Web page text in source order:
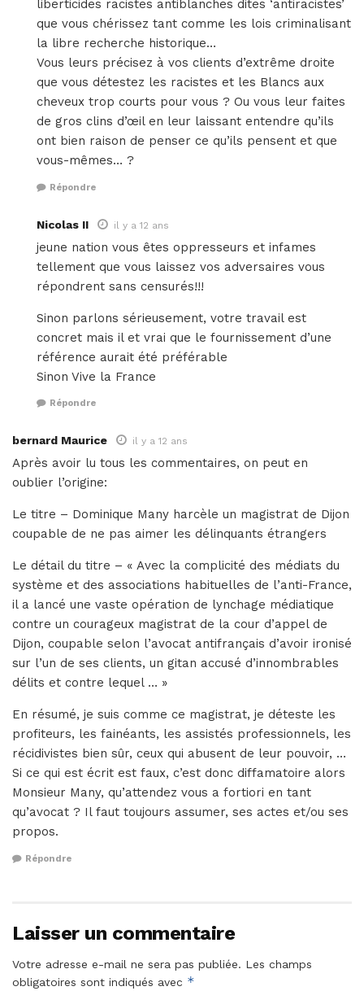
liberticides racistes antiblanches dites ‘antiracistes’
que vous chérissez tant comme les lois criminalisant
la libre recherche historique…
Vous leurs précisez à vos clients d’extrême droite
que vous détestez les racistes et les Blancs aux
cheveux trop courts pour vous ? Ou vous leur faites
de gros clins d’œil en leur laissant entendre qu’ils
ont bien raison de penser ce qu’ils pensent et que
vous-mêmes… ?
Répondre
Nicolas II il y a 12 ans
jeune nation vous êtes oppresseurs et infames
tellement que vous laissez vos adversaires vous
répondrent sans censurés!!!
Sinon parlons sérieusement, votre travail est
concret mais il et vrai que le fournissement d’une
référence aurait été préférable
Sinon Vive la France
Répondre
bernard Maurice il y a 12 ans
Après avoir lu tous les commentaires, on peut en
oublier l’origine:
Le titre – Dominique Many harcèle un magistrat de Dijon
coupable de ne pas aimer les délinquants étrangers
Le détail du titre – « Avec la complicité des médiats du
système et des associations habituelles de l’anti-France,
il a lancé une vaste opération de lynchage médiatique
contre un courageux magistrat de la cour d’appel de
Dijon, coupable selon l’avocat antifrançais d’avoir ironisé
sur l’un de ses clients, un gitan accusé d’innombrables
délits et contre lequel … »
En résumé, je suis comme ce magistrat, je déteste les
profiteurs, les fainéants, les assistés professionnels, les
récidivistes bien sûr, ceux qui abusent de leur pouvoir, …
Si ce qui est écrit est faux, c’est donc diffamatoire alors
Monsieur Many, qu’attendez vous a fortiori en tant
qu’avocat ? Il faut toujours assumer, ses actes et/ou ses
propos.
Répondre
Laisser un commentaire
Votre adresse e-mail ne sera pas publiée. Les champs
obligatoires sont indiqués avec *